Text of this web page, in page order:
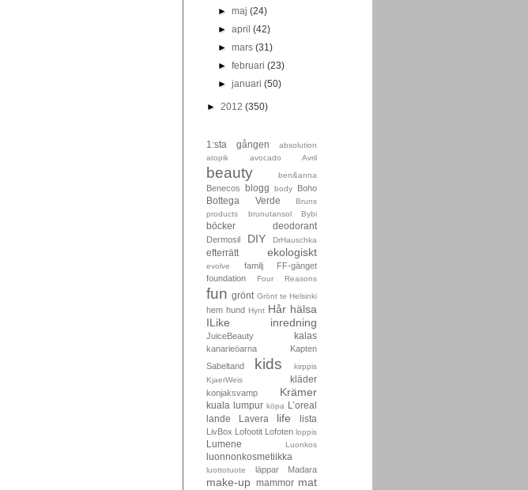
►maj(24)
►april(42)
►mars(31)
►februari(23)
►januari(50)
► 2012 (350)
1:sta gången
absolution
atopik
avocado Avril
beauty ben&anna
Benecos blogg body Boho
Bottega Verde
Bruns
products
brunutansol Bybi
böcker deodorant
Dermosil DIY DrHauschka
efterrätt ekologiskt
evolve familj
FF-gänget
foundation
Four Reasons
fun grönt Grönt te Helsinki
hem hund Hynt Hår hälsa
ILike
inredning
JuiceBeauty kalas
kanarieöarna
Kapten
Sabeltand
kids
kirppis
KjaerWeis
kläder
konjaksvamp Krämer
kuala lumpur köpa
L’oreal
lande
Lavera life lista
LivBox Lofootit Lofoten loppis
Lumene Luonkos
luonnonkosmetiikka
luottotuote läppar Madara
make-up mammor mat